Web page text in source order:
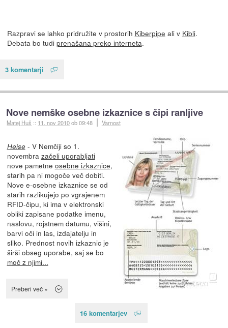
Razpravi se lahko pridružite v prostorih Kiberpipe ali v Kibli.
Debata bo tudi prenašana preko interneta.
3 komentarji
Nove nemške osebne izkaznice s čipi ranljive
Matej Huš :: 11. nov 2010ob 09:48 Varnost
Heise- V Nemčiji so 1.
novembra začeli uporabljati
nove pametne osebne izkaznice,
starih pa ni mogoče več dobiti.
Nove e-osebne izkaznice se od
starih razlikujejo po vgrajenem
RFID-čipu, ki ima v elektronski
obliki zapisane podatke imenu,
naslovu, rojstnem datumu, višini,
barvi oči in las, izdajatelju in
sliko. Prednost novih izkaznic je
širši obseg uporabe, saj se bo
moč z njimi...
Preberi več »
16 komentarjev